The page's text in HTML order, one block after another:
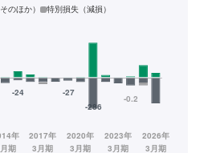
のほか） 特別損失（減損）